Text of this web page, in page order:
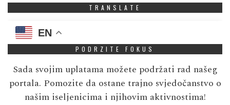
TRANSLATE
EN
PODRZITE FOKUS
Sada svojim uplatama možete podržati rad našeg
portala. Pomozite da ostane trajno svjedočanstvo o
našim iseljenicima i njihovim aktivnostima!